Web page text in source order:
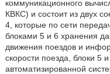
коммуникационного
КВКС) и состоит из двух
4, которые по сети
блоками 5 и 6 хранения
движения поездов и
скорости поезда, блоки 5
автоматизированной